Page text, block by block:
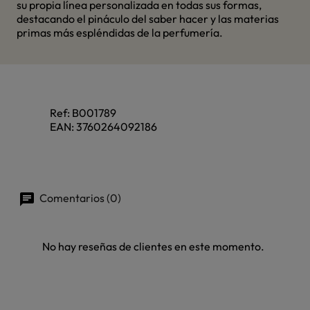
su propia línea personalizada en todas sus formas,
destacando el pináculo del saber hacer y las materias
primas más espléndidas de la perfumería.
Ref: B001789
EAN: 3760264092186
Comentarios (0)
No hay reseñas de clientes en este momento.